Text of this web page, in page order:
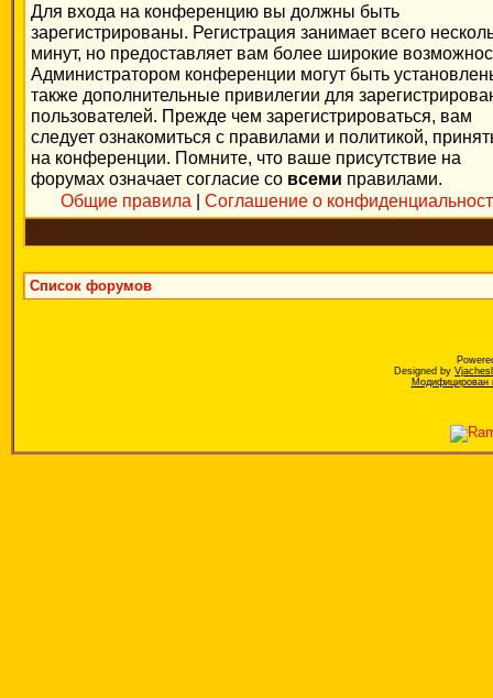
Для входа на конференцию вы должны быть
зарегистрированы. Регистрация занимает всего
минут, но предоставляет вам более широкие
Администратором конференции могут быть
также дополнительные привилегии для
пользователей. Прежде чем зарегистрироваться, вам
следует ознакомиться с правилами и политикой,
на конференции. Помните, что ваше присутствие на
форумах означает согласие со всеми правилами.
Общие правила | Соглашение о
Список форумов
Designed by
Модифицирован